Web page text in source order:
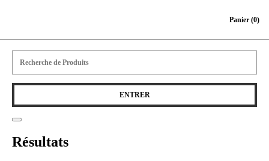
Résultats
Panier (0)